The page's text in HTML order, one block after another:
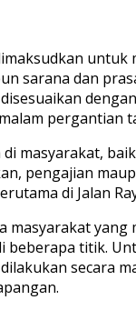
untuk
sarana dan
pergantian
di masyarakat,
pengajian
di Jalan
masyarakat yang
beberapa titik.
secara